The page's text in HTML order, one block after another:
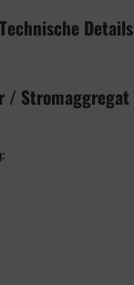
Technische Details
/ Stromaggregat